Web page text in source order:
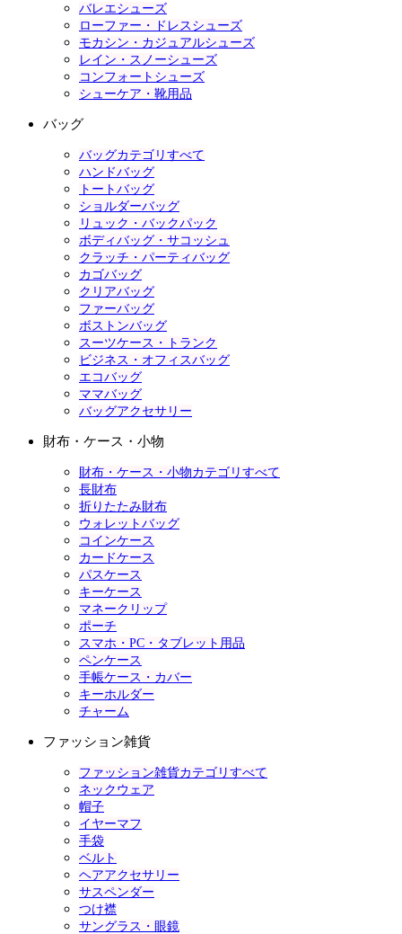
バレエシューズ
ローファー・ドレスシューズ
モカシン・カジュアルシューズ
レイン・スノーシューズ
コンフォートシューズ
シューケア・靴用品
バッグ
バッグカテゴリすべて
ハンドバッグ
トートバッグ
ショルダーバッグ
リュック・バックパック
ボディバッグ・サコッシュ
クラッチ・パーティバッグ
カゴバッグ
クリアバッグ
ファーバッグ
ボストンバッグ
スーツケース・トランク
ビジネス・オフィスバッグ
エコバッグ
ママバッグ
バッグアクセサリー
財布・ケース・小物
財布・ケース・小物カテゴリすべて
長財布
折りたたみ財布
ウォレットバッグ
コインケース
カードケース
パスケース
キーケース
マネークリップ
ポーチ
スマホ・PC・タブレット用品
ペンケース
手帳ケース・カバー
キーホルダー
チャーム
ファッション雑貨
ファッション雑貨カテゴリすべて
ネックウェア
帽子
イヤーマフ
手袋
ベルト
ヘアアクセサリー
サスペンダー
つけ襟
サングラス・眼鏡